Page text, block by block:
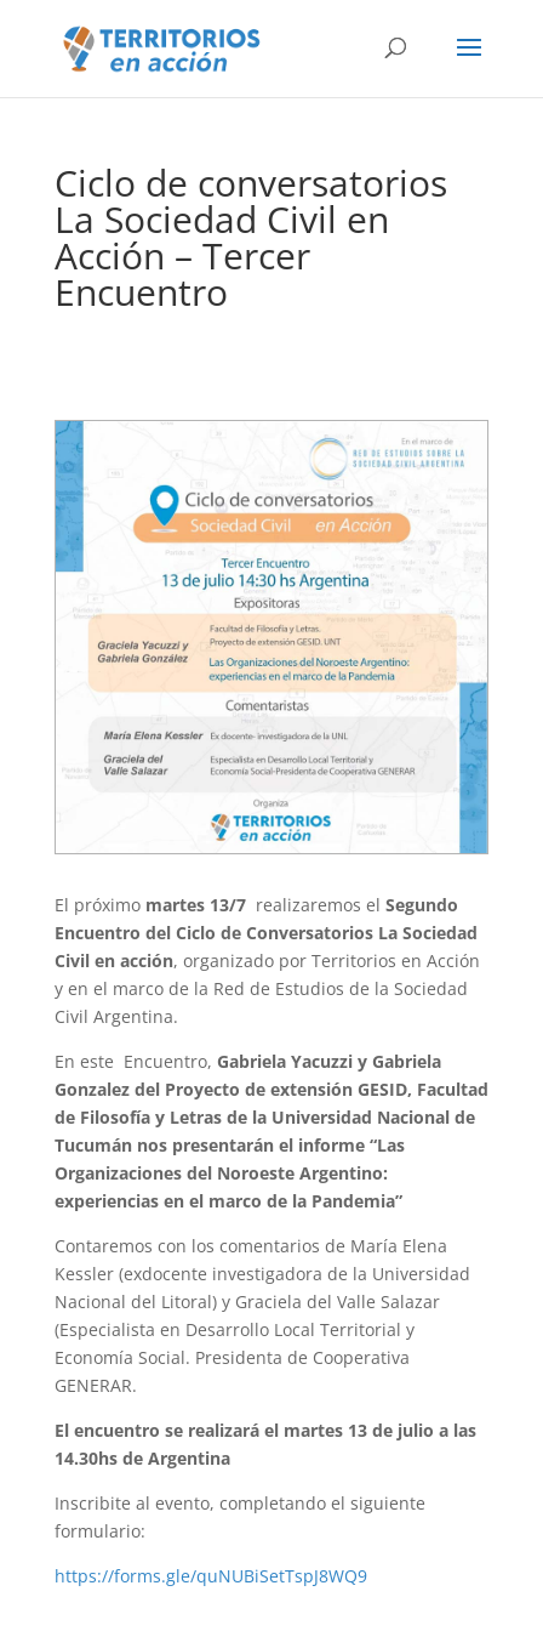
Ciclo de conversatorios
La Sociedad Civil en
Acción – Tercer
Encuentro
El próximo martes 13/7realizaremos el Segundo
Encuentro del Ciclo de Conversatorios La Sociedad
Civil en acción, organizado por Territorios en Acción
y en el marco de la Red de Estudios de la Sociedad
Civil Argentina.
En este Encuentro, Gabriela Yacuzzi y Gabriela
Gonzalez del Proyecto de extensión GESID, Facultad
de Filosofía y Letras de la Universidad Nacional de
Tucumán nos presentarán el informe “Las
Organizaciones del Noroeste Argentino:
experiencias en el marco de la Pandemia”
Contaremos con los comentarios de María Elena
Kessler (exdocente investigadora de la Universidad
Nacional del Litoral) y Graciela del Valle Salazar
(Especialista en Desarrollo Local Territorial y
Economía Social. Presidenta de Cooperativa
GENERAR.
El encuentro se realizará el martes 13 de julio a las
14.30hs de Argentina
Inscribite al evento, completando el siguiente
formulario:
https://forms.gle/quNUBiSetTspJ8WQ9